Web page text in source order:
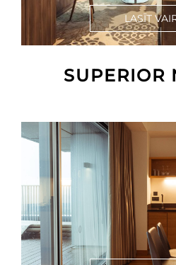
LASĪT
SUPERIOR